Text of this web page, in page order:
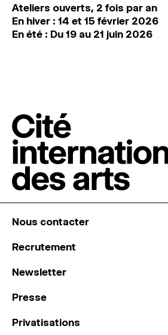
Ateliers ouverts, 2 fois par an
En hiver : 14 et 15 février 2026
En été : Du 19 au 21 juin 2026
Nous contacter
Recrutement
Newsletter
Presse
Privatisations